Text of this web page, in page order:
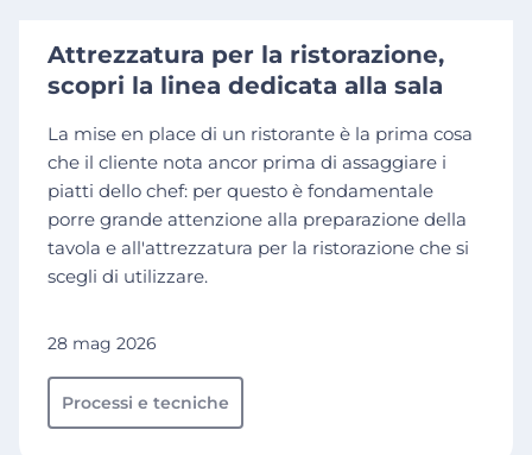
Attrezzatura per la ristorazione,
scopri la linea dedicata alla sala
La mise en place di un ristorante è la prima cosa
che il cliente nota ancor prima di assaggiare i
piatti dello chef: per questo è fondamentale
porre grande attenzione alla preparazione della
tavola e all'attrezzatura per la ristorazione che si
scegli di utilizzare.
28 mag 2026
Processi e tecniche